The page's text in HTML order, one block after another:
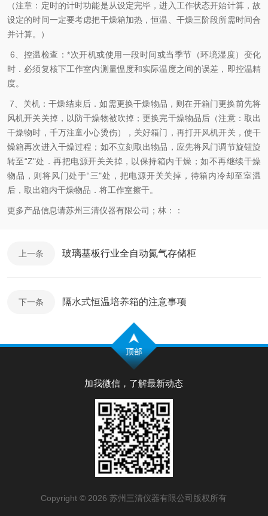
（注章：定时的计时功能是从设定完毕，进入工作状态开始计算，故
设定的时间一定要考虑把干燥箱加热，恒温、干燥三阶段所需时间合
并计算。）
6、控温检查：*次开机或使用一段时间或当季节（环境湿度）变化
时．必须复核下工作室内测量愠度和实际温度之间的误差，即控温精
度。
7、关机：干燥结束后．如需更换干燥物品，则在开箱门更换前先将
风机开关关掉，以防干燥物被吹掉；更换完干燥物品后（注意：取出
干燥物时，千万注童小心烫伤），关好箱门，再打开风机开关，使干
燥箱再次进入干燥过程；如不立刻取出物品，应先将风门调节旋钮旋
转至“Z"处．再把电源开关关掉，以保持箱内干燥；如不再继续干燥
物品，则将风门处于“三"处，把电源开关关掉，待箱内冷却至室温
后，取出箱内干燥物品．将工作室擦干。
更多产品信息请苏州三清仪器有限公司；林：：
上一条 玻璃基板行业全自动氮气存储柜
下一条 隔水式恒温培养箱的注意事项
加我微信，了解最新动态
Copyright © 2026 苏州三清仪器有限公司版权所有